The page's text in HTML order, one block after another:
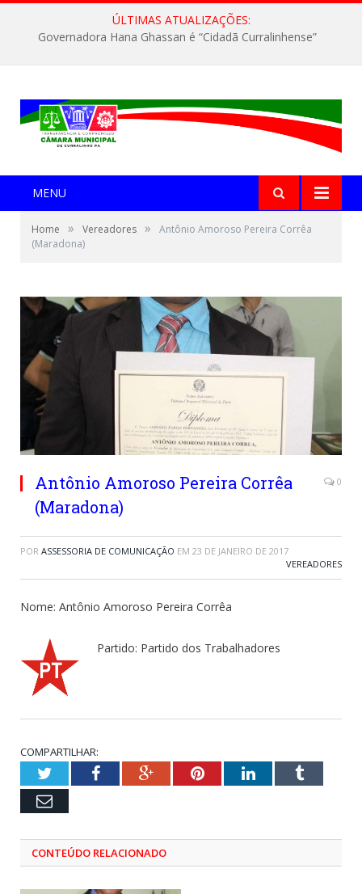
ÚLTIMAS ATUALIZAÇÕES:
Governadora Hana Ghassan é “Cidadã Curralinhense”
MENU
Home » Vereadores »
Antônio Amoroso Pereira Corrêa
(Maradona)
Antônio Amoroso Pereira Corrêa
(Maradona)
0
POR ASSESSORIA DE COMUNICAÇÃO EM 23 DE JANEIRO DE 2017
VEREADORES
Nome: Antônio Amoroso Pereira Corrêa
Partido: Partido dos Trabalhadores
COMPARTILHAR:
TwitterFacebookGoogle+PinterestLinkedInTumblr
Email
CONTEÚDO RELACIONADO